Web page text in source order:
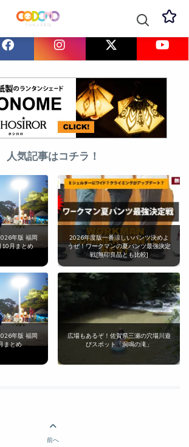
人気記事はコチラ！
年版 福岡
10月まとめ
2026年度版一番涼しいパンツ決めよ
うぜ！ワークマンの夏パンツ最強決定
戦[無印良品とも比較]
年版 福岡
まとめ
広場もあるぞ！佐賀県三瀬の穴場川遊
びスポット「洞鳴の滝」
前へ